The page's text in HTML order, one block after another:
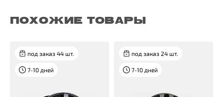
ПОХОЖИЕ ТОВАРЫ
под заказ 44 шт.
7-10 дней
под заказ 24 шт.
7-10 дней